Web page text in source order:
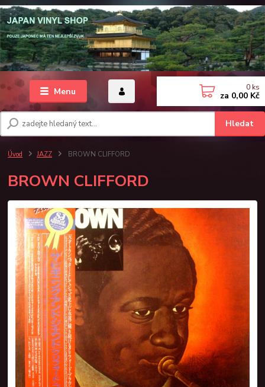
Menu
Hledat
0 ks
za 0,00 Kč
Úvod JAZZ BROWN CLIFFORD
BROWN CLIFFORD